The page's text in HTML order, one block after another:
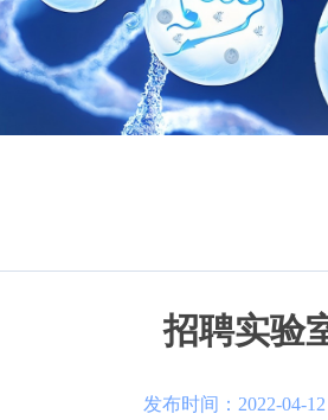
招聘实验
发布时间：2022-04-12